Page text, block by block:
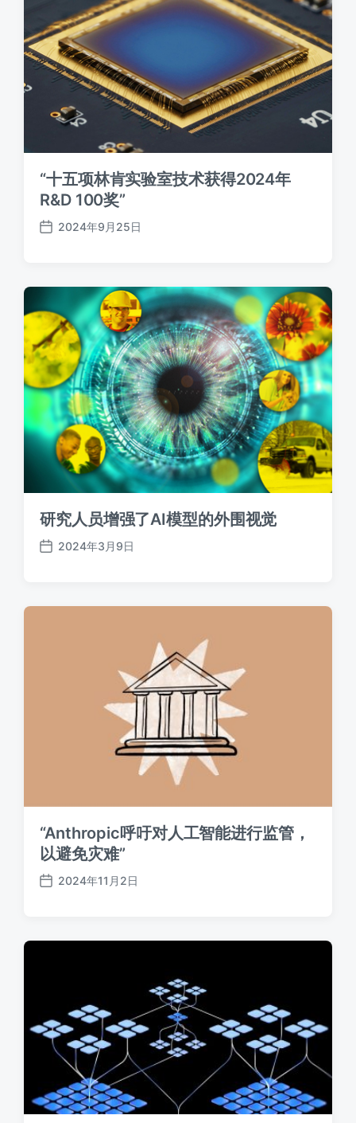
“十五项林肯实验室技术获得2024年
R&D 100奖”
发
期
2024年9月25日
研究人员增强了AI模型的外围视觉
发
期
2024年3月9日
“Anthropic呼吁对人工智能进行监管，
以避免灾难”
发
期
2024年11月2日